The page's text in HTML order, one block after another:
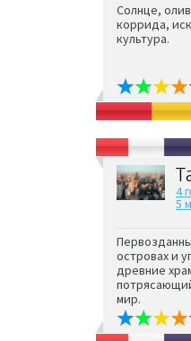
Солнце,
коррида,
культура.
4
5
островах и
древние
мир.